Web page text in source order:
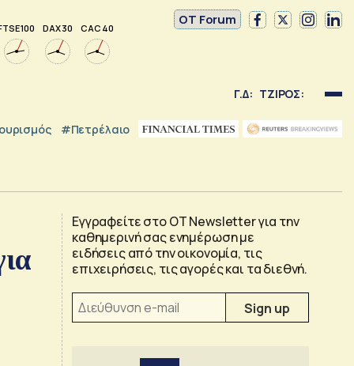
100 DAX 30 CAC 40
OT Forum
Γ.Δ: ΤΖΙΡΟΣ:
#Πετρέλαιο
Εγγραφείτε στο OT Newsletter για την
καθημερινή σας ενημέρωση με
ειδήσεις από την οικονομία, τις
επιχειρήσεις, τις αγορές και τα διεθνή.